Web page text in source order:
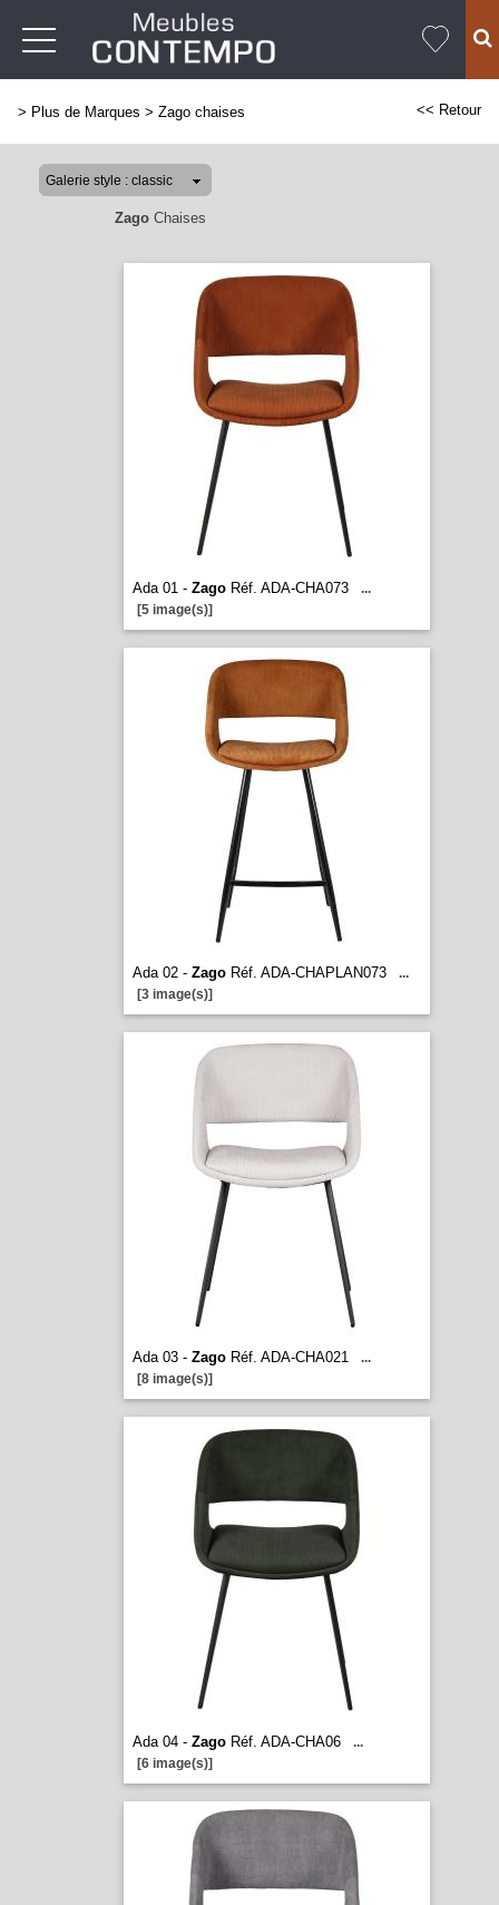
> Plus de Marques > Zago chaises << Retour
ZagoChaises
Ada 01 - ZagoRéf. ADA-CHA073
...
[5 image(s)]
Ada 02 - ZagoRéf. ADA-CHAPLAN073
...
[3 image(s)]
Ada 03 - ZagoRéf. ADA-CHA021
...
[8 image(s)]
Ada 04 - ZagoRéf. ADA-CHA06
...
[6 image(s)]